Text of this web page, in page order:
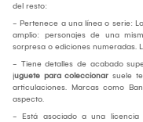
del resto:
- Pertenece a una línea o serie:
amplio: personajes de una
sorpresa o ediciones numeradas.
- Tiene detalles de acabado
juguete para coleccionar suele
articulaciones. Marcas como
aspecto.
- Está asociado a una licencia